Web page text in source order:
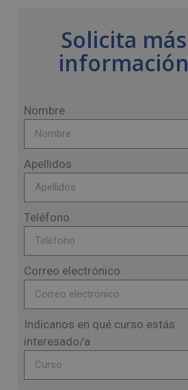
Solicita más
información
Nombre
Apellidos
Teléfono
Correo electrónico
Indícanos en qué curso estás
interesado/a